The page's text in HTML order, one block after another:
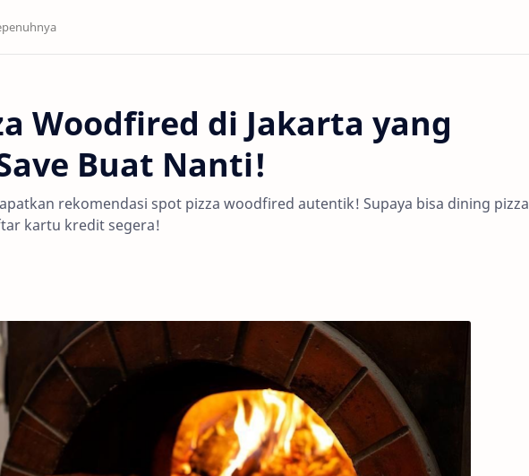
Woodfired di Jakarta yang
Buat Nanti!
rekomendasi spot pizza woodfired autentik! Supaya bisa dining pizza
kartu kredit segera!